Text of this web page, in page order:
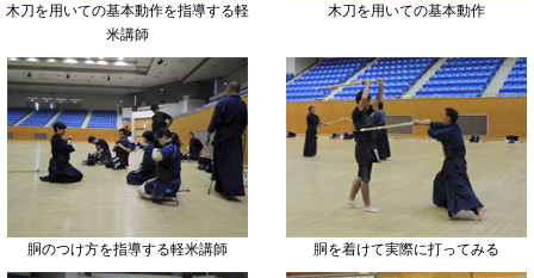
木刀を用いての基本動作を指導する軽
米講師
木刀を用いての基本動作
胴のつけ方を指導する軽米講師 胴を着けて実際に打ってみる